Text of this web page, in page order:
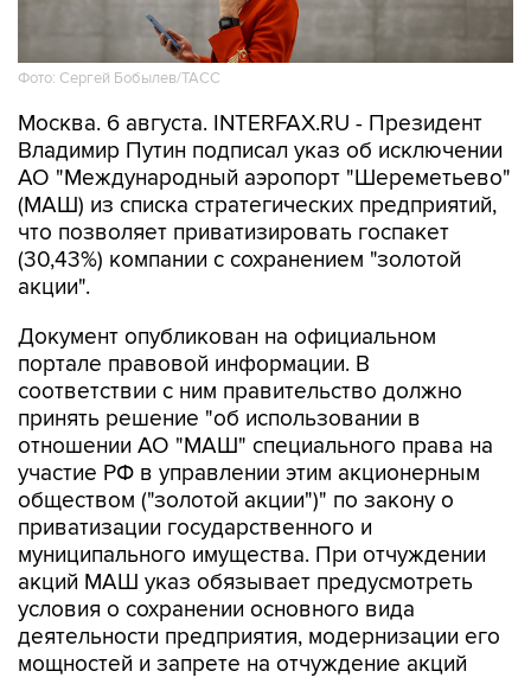
Фото: Сергей Бобылев/ТАСС
Москва. 6 августа. INTERFAX.RU - Президент
АО "Международный аэропорт "Шереметьево"
(МАШ) из списка стратегических предприятий,
что позволяет приватизировать госпакет
(30,43%) компании с сохранением "золотой
акции".
Документ опубликован на официальном
соответствии с ним правительство должно
принять решение "об использовании в
отношении АО "МАШ" специального права на
участие РФ в управлении этим акционерным
обществом ("золотой акции")" по закону о
приватизации государственного и
муниципального имущества. При отчуждении
акций МАШ указ обязывает предусмотреть
условия о сохранении основного вида
деятельности предприятия, модернизации его
мощностей и запрете на отчуждение акций
иностранным лицам, а также юрлицам, прямо
или косвенно находящихся под их контролем.